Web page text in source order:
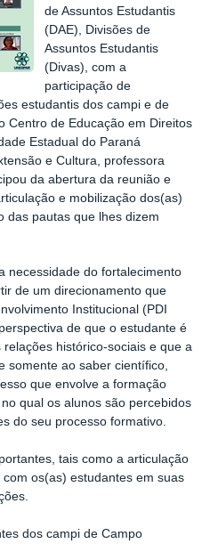
de Assuntos Estudantis
(DAE), Divisões de
Assuntos Estudantis
(Divas), com a
participação de
estudantis dos campi e de
Centro de Educação em Direitos
Estadual do Paraná
e Cultura, professora
da abertura da reunião e
e mobilização dos(as)
das pautas que lhes dizem
necessidade do fortalecimento
de um direcionamento que
Institucional (PDI
de que o estudante é
histórico-sociais e que a
somente ao saber científico,
que envolve a formação
qual os alunos são percebidos
do seu processo formativo.
tais como a articulação
os(as) estudantes em suas
dos campi de Campo